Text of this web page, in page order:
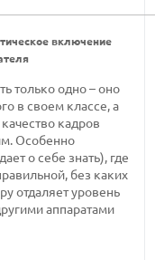
включение
только одно – оно
в своем классе, а
кадров
Особенно
о себе знать), где
без каких
отдаляет уровень
аппаратами